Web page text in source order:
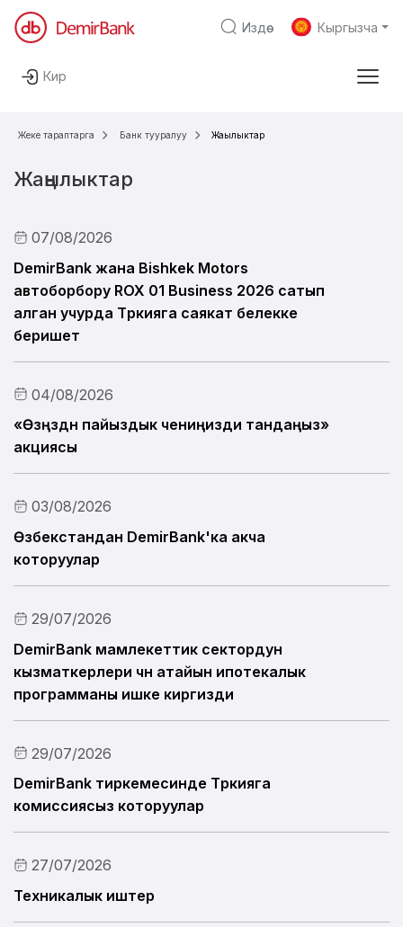
Негизги мазмунга өтүү
Издөө Кыргызча
Кирүү
Депозиттер
Насыялар
Санарип банкинг
Банк тууралуу
Пикириңди билдир
Жеке тараптарга Банк тууралуу Жаңылыктар
Жаңылыктар
07/08/2026
DemirBank жана Bishkek Motors
автоборбору ROX 01 Business 2026 сатып
алган учурда Түркияга саякат белекке
беришет
04/08/2026
«Өзүңүздүн пайыздык чениңизди тандаңыз»
акциясы
03/08/2026
Өзбекстандан DemirBank'ка акча
которуулар
29/07/2026
DemirBank мамлекеттик сектордун
кызматкерлери үчүн атайын ипотекалык
программаны ишке киргизди
29/07/2026
DemirBank тиркемесинде Түркияга
комиссиясыз которуулар
27/07/2026
Техникалык иштер